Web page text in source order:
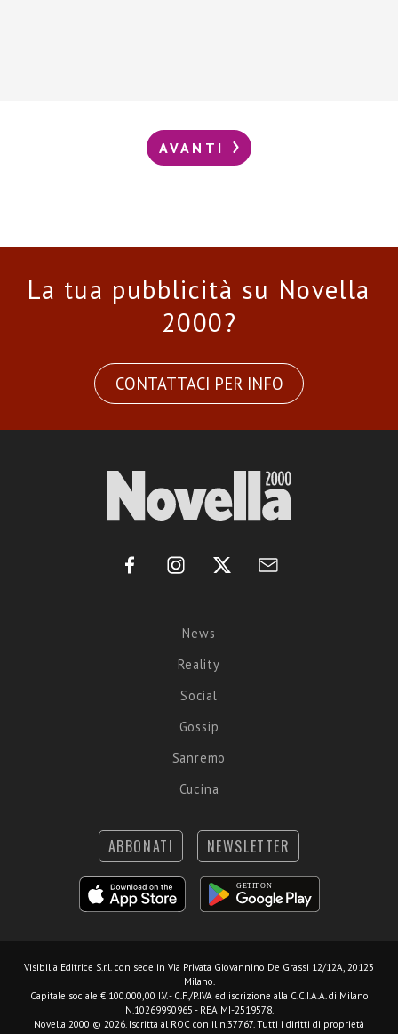
AVANTI
La tua pubblicità su Novella
2000?
CONTATTACI PER INFO
News
Reality
Social
Gossip
Sanremo
Cucina
ABBONATI NEWSLETTER
Visibilia Editrice S.r.l. con sede in Via Privata Giovannino De Grassi 12/12A, 20123
Milano.
Capitale sociale € 100.000,00 I.V. - C.F./P.IVA ed iscrizione alla C.C.I.A.A. di Milano
N.10269990965 - REA MI-2519578.
Novella 2000 © 2026. Iscritta al ROC con il n.37767. Tutti i diritti di proprietà